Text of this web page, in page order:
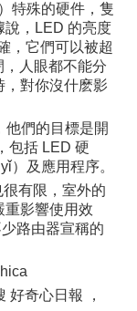
特殊的硬件，隻
說，LED 的亮度
，它們可以被超
，人眼都不能分
，對你沒什麽影
他們的目標是開
包括 LED 硬
）及應用程序。
有限，室外的
重影響使用效
路由器宣稱的
好奇心日報 ，